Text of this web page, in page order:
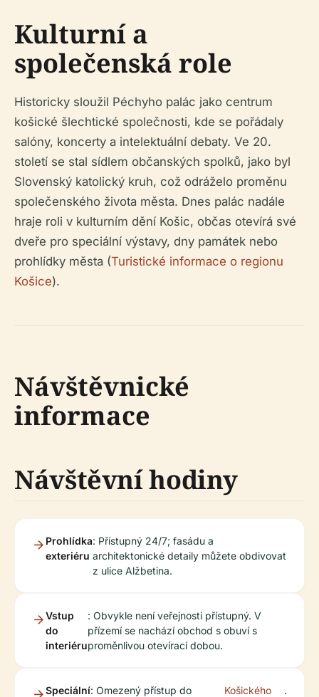
Kulturní a
společenská role
Historicky sloužil Péchyho palác jako centrum
košické šlechtické společnosti, kde se pořádaly
salóny, koncerty a intelektuální debaty. Ve 20.
století se stal sídlem občanských spolků, jako byl
Slovenský katolický kruh, což odráželo proměnu
společenského života města. Dnes palác nadále
hraje roli v kulturním dění Košic, občas otevírá své
dveře pro speciální výstavy, dny památek nebo
prohlídky města (Turistické informace o regionu
Košice).
Návštěvnické
informace
Návštěvní hodiny
Prohlídka
exteriéru
: Přístupný 24/7; fasádu a
architektonické detaily můžete obdivovat
z ulice Alžbetina.
Vstup
do
interiéru
: Obvykle není veřejnosti přístupný. V
přízemí se nachází obchod s obuví s
proměnlivou otevírací dobou.
Speciální: Omezený přístup do
Košického
.